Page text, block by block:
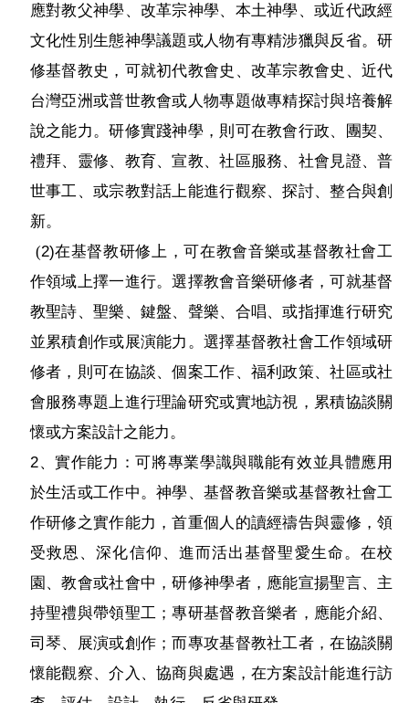
應對教父神學、改革宗神學、本土神學、或近代政經
文化性別生態神學議題或人物有專精涉獵與反省。研
修基督教史，可就初代教會史、改革宗教會史、近代
台灣亞洲或普世教會或人物專題做專精探討與培養解
說之能力。研修實踐神學，則可在教會行政、團契、
禮拜、靈修、教育、宣教、社區服務、社會見證、普
世事工、或宗教對話上能進行觀察、探討、整合與創
新。
(2)在基督教研修上，可在教會音樂或基督教社會工
作領域上擇一進行。選擇教會音樂研修者，可就基督
教聖詩、聖樂、鍵盤、聲樂、合唱、或指揮進行研究
並累積創作或展演能力。選擇基督教社會工作領域研
修者，則可在協談、個案工作、福利政策、社區或社
會服務專題上進行理論研究或實地訪視，累積協談關
懷或方案設計之能力。
2、實作能力：可將專業學識與職能有效並具體應用
於生活或工作中。神學、基督教音樂或基督教社會工
作研修之實作能力，首重個人的讀經禱告與靈修，領
受救恩、深化信仰、進而活出基督聖愛生命。在校
園、教會或社會中，研修神學者，應能宣揚聖言、主
持聖禮與帶領聖工；專研基督教音樂者，應能介紹、
司琴、展演或創作；而專攻基督教社工者，在協談關
懷能觀察、介入、協商與處遇，在方案設計能進行訪